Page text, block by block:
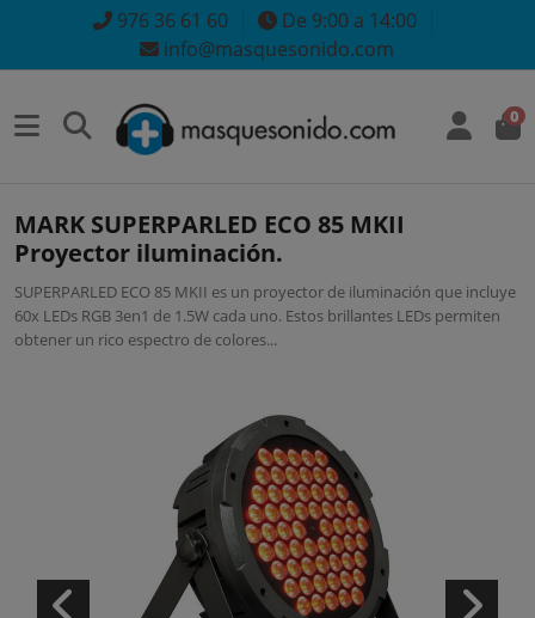
976 36 61 60
De 9:00 a 14:00
info@masquesonido.com
0
MARK SUPERPARLED ECO 85 MKII
Proyector iluminación.
SUPERPARLED ECO 85 MKII es un proyector de iluminación que incluye
60x LEDs RGB 3en1 de 1.5W cada uno. Estos brillantes LEDs permiten
obtener un rico espectro de colores...